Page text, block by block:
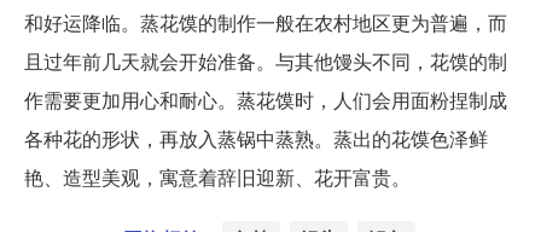
和好运降临。蒸花馍的制作一般在农村地区更为普遍，而
且过年前几天就会开始准备。与其他馒头不同，花馍的制
作需要更加用心和耐心。蒸花馍时，人们会用面粉捏制成
各种花的形状，再放入蒸锅中蒸熟。蒸出的花馍色泽鲜
艳、造型美观，寓意着辞旧迎新、花开富贵。